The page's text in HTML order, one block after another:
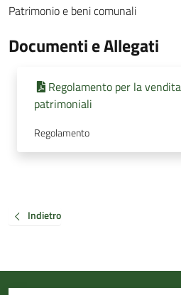
Patrimonio e beni comunali
Documenti e Allegati
Regolamento per la
patrimoniali
Regolamento
Indietro